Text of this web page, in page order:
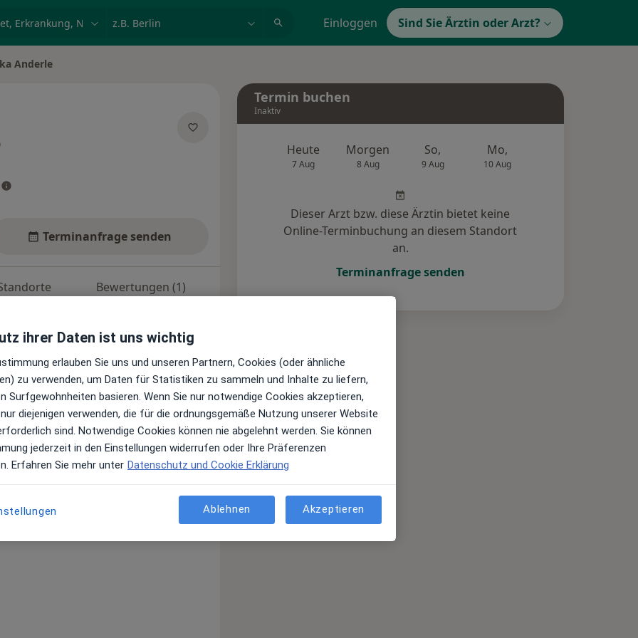
Einloggen Sind Sie Ärztin oder Arzt?
Anderle
Spezialisierungen
Terminanfrage senden
Bewertungen (1)
Symptome sind Zeichen dafür, dass
geraten ist. Um das
Symptombehandlung. Nicht nur der
die Lebensumstände müssen
und diese gezielt behandeln zu
ist die aktive Mitarbeit des
Nackenschmerzen
Termin buchen
Inaktiv
Heute
7 Aug
Morgen
8 Aug
So,
9 Aug
Mo,
10 Aug
Dieser Arzt bzw. diese Ärztin bietet keine
Online-Terminbuchung an diesem Standort
an.
Terminanfrage senden
ihrer Daten ist uns wichtig
erlauben Sie uns und unseren Partnern, Cookies (oder ähnliche
zu verwenden, um Daten für Statistiken zu sammeln und Inhalte zu liefern,
Surfgewohnheiten basieren. Wenn Sie nur notwendige Cookies akzeptieren,
diejenigen verwenden, die für die ordnungsgemäße Nutzung unserer Website
sind. Notwendige Cookies können nie abgelehnt werden. Sie können
jederzeit in den Einstellungen widerrufen oder Ihre Präferenzen
Erfahren Sie mehr unter Datenschutz und Cookie Erklärung
Ablehnen Akzeptieren